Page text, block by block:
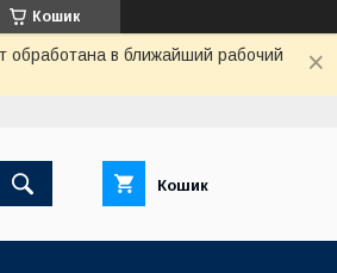
Кошик
обработана в ближайший рабочий
Кошик